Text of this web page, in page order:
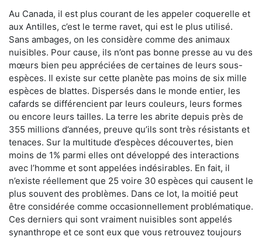
Au Canada, il est plus courant de les appeler coquerelle et
aux Antilles, c’est le terme ravet, qui est le plus utilisé.
Sans ambages, on les considère comme des animaux
nuisibles. Pour cause, ils n’ont pas bonne presse au vu des
mœurs bien peu appréciées de certaines de leurs sous-
espèces. Il existe sur cette planète pas moins de six mille
espèces de blattes. Dispersés dans le monde entier, les
cafards se différencient par leurs couleurs, leurs formes
ou encore leurs tailles. La terre les abrite depuis près de
355 millions d’années, preuve qu’ils sont très résistants et
tenaces. Sur la multitude d’espèces découvertes, bien
moins de 1% parmi elles ont développé des interactions
avec l’homme et sont appelées indésirables. En fait, il
n’existe réellement que 25 voire 30 espèces qui causent le
plus souvent des problèmes. Dans ce lot, la moitié peut
être considérée comme occasionnellement problématique.
Ces derniers qui sont vraiment nuisibles sont appelés
synanthrope et ce sont eux que vous retrouvez toujours